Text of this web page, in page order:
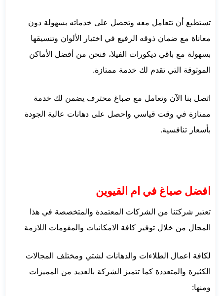
تستطيع أن تتعامل معه وتحصل على خدماته بسهولة دون
معاناة مع ضمان ذوقه الرفيع في اختيار الألوان وتنسيقها
بسهولة مع باقي ديكورات الفيلا، فنحن من أفضل الأماكن
الموثوقة التي تقدم لك خدمة ممتازة.
اتصل بنا الآن وتعامل مع صباغ محترف يضمن لك خدمة
ممتازة في وقت قياسي واحصل على دهانات عالية الجودة
بأسعار تنافسية.
افضل صباغ في ام القيوين
تعتبر شركتنا من الشركات المعتمدة والمتخصصة في هذا
المجال من خلال توفير كافة الامكانيات والمقومات اللازمة
لكافة اعمال الطلاءات والدهانات لشتي ومختلف المجالات
الكثيرة والمتعددة كما تتميز الشركة بالعديد من المميزات
ومنها: